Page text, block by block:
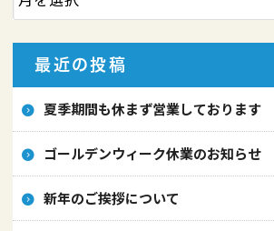
最近の投稿
夏季期間も休まず営業しております
ゴールデンウィーク休業のお知らせ
新年のご挨拶について